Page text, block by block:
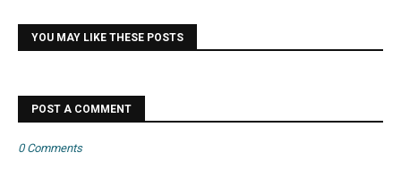
YOU MAY LIKE THESE POSTS
POST A COMMENT
0 Comments